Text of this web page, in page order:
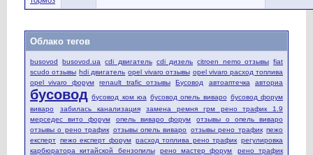
Облако тегов
busovod busovod.ua cdi двигатель cdi дизель citroen nemo отзывы fiat
scudo отзывы hdi двигатель opel vivaro отзывы opel vivaro расход топлива
opel vivaro форум
renault trafic отзывы Бусовод автоаптечка авториа
бусовод бусовод ком юа бусовод опель виваро бусовод форум
виваро
забилась канализация
замена ремня грм рено трафик 1.9
мерседес вито форум
опель виваро форум
отзывы о опель виваро
отзывы о рено трафик отзывы опель виваро отзывы рено трафик пежо
експерт пежо експерт форум расход топлива рено трафик регулировка
карбюратора китайской бензопилы
рено мастер форум
рено трафик